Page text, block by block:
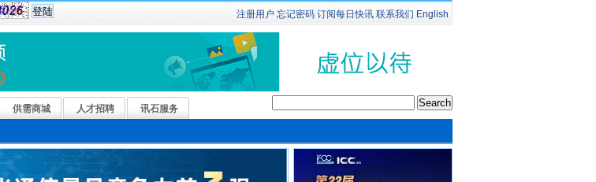
注册用户 忘记密码 订阅每日快讯 联系我们 English
供需商城 人才招聘 讯石服务